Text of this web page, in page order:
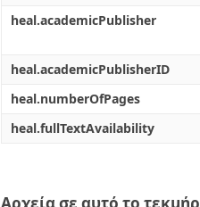
heal.academicPublisher
heal.academicPublisherID
heal.numberOfPages
heal.fullTextAvailability